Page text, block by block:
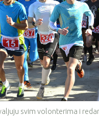
svim volonterima i